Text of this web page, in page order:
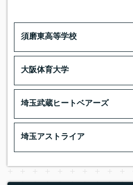
須磨東高等学校
大阪体育大学
埼玉武蔵ヒートベアーズ
埼玉アストライア